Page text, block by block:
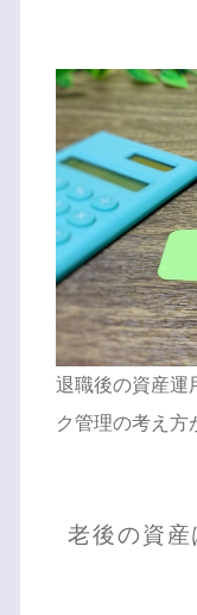
退職後の資産運
ク管理の考え方
老後の資産